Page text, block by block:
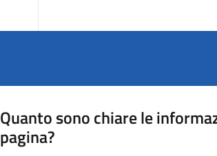
Quanto sono chiare le
pagina?